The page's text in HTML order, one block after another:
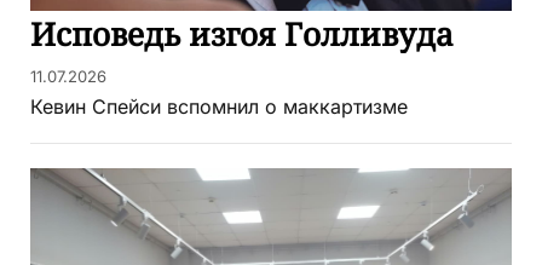
Исповедь изгоя Голливуда
11.07.2026
Кевин Спейси вспомнил о маккартизме